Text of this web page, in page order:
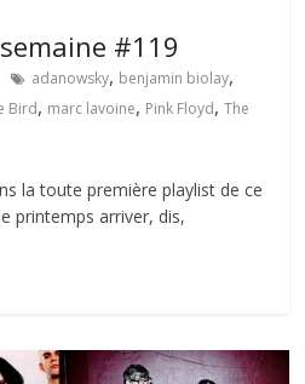
#119
adanowsky, benjamin biolay,
Bird, marc lavoine, Pink Floyd,The
la toute première playlist de ce
printemps arriver, dis,